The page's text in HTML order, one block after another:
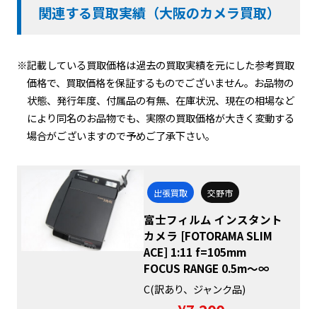
関連する買取実績（大阪のカメラ買取）
※記載している買取価格は過去の買取実績を元にした参考買取
価格で、買取価格を保証するものでございません。お品物の
状態、発行年度、付属品の有無、在庫状況、現在の相場など
により同名のお品物でも、実際の買取価格が大きく変動する
場合がございますので予めご了承下さい。
出張買取 交野市
富士フィルム インスタント
カメラ [FOTORAMA SLIM
ACE] 1:11 f=105mm
FOCUS RANGE 0.5m～∞
C(訳あり、ジャンク品)